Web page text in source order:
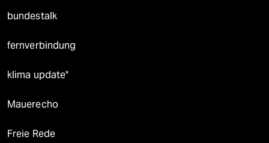
bundestalk
fernverbindung
klima update°
Mauerecho
Freie Rede